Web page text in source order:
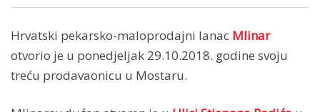
Hrvatski pekarsko-maloprodajni lanac Mlinar
otvorio je u ponedjeljak 29.10.2018. godine svoju
treću prodavaonicu u Mostaru.